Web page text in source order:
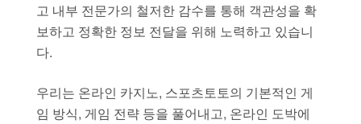
고 내부 전문가의 철저한 감수를 통해 객관성을 확
보하고 정확한 정보 전달을 위해 노력하고 있습니
다.
우리는 온라인 카지노, 스포츠토토의 기본적인 게
임 방식, 게임 전략 등을 풀어내고, 온라인 도박에